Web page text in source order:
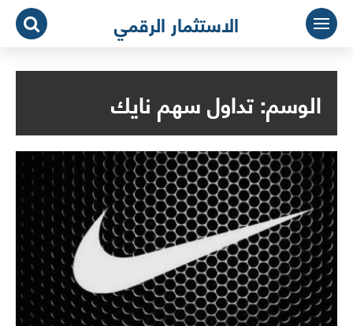
التجاوز
المحتوى
الاستثمار الرقمي
الوسم:تداول سهم نايك